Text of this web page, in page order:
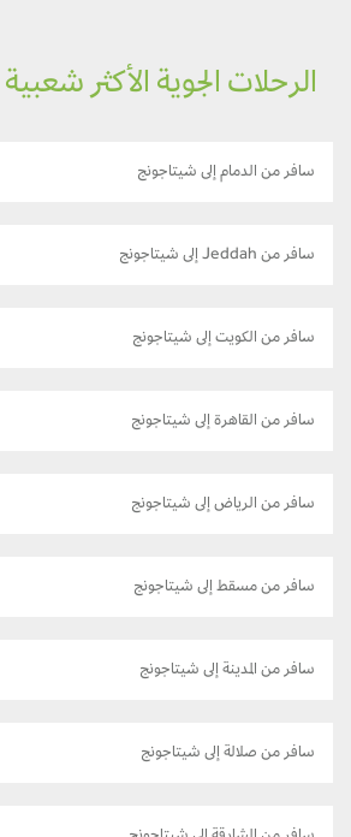
الرحلات الجوية الأكثر شعبية
سافر من الدمام إلى شيتاجونج
سافر من Jeddah إلى شيتاجونج
سافر من الكويت إلى شيتاجونج
سافر من القاهرة إلى شيتاجونج
سافر من الرياض إلى شيتاجونج
سافر من مسقط إلى شيتاجونج
سافر من المدينة إلى شيتاجونج
سافر من صلالة إلى شيتاجونج